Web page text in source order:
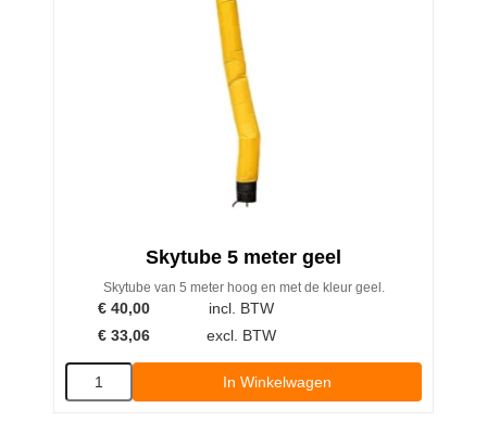
Skytube 5 meter geel
Skytube van 5 meter hoog en met de kleur geel.
€ 40,00
incl. BTW
€ 33,06 excl. BTW
In Winkelwagen